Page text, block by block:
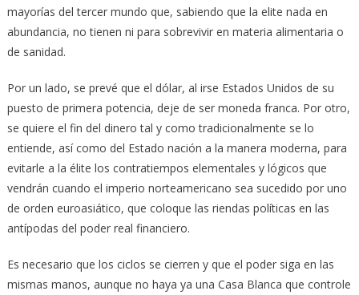
mayorías del tercer mundo que, sabiendo que la elite nada en
abundancia, no tienen ni para sobrevivir en materia alimentaria o
de sanidad.
Por un lado, se prevé que el dólar, al irse Estados Unidos de su
puesto de primera potencia, deje de ser moneda franca. Por otro,
se quiere el fin del dinero tal y como tradicionalmente se lo
entiende, así como del Estado nación a la manera moderna, para
evitarle a la élite los contratiempos elementales y lógicos que
vendrán cuando el imperio norteamericano sea sucedido por uno
de orden euroasiático, que coloque las riendas políticas en las
antípodas del poder real financiero.
Es necesario que los ciclos se cierren y que el poder siga en las
mismas manos, aunque no haya ya una Casa Blanca que controle